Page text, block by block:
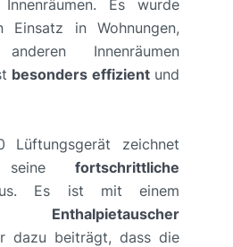
Es wurde
in Wohnungen,
Innenräumen
besonders effizientund
Lüftungsgerät zeichnet
seine fortschrittliche
Es ist mit einem
Enthalpietauscher
dazu beiträgt, dass die